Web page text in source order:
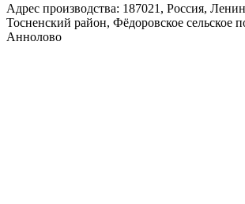
Адрес производства: 187021, Россия,
Тосненский район, Фёдоровское сельское
Аннолово